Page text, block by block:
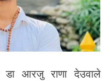
डा आरजु राणा देउवाले